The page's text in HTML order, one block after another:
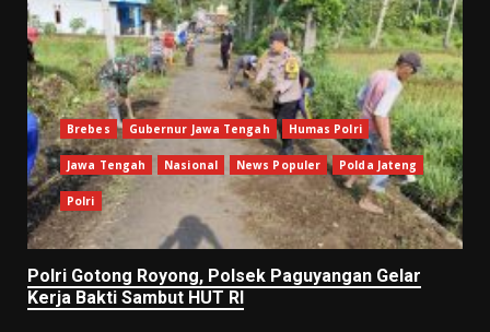
Brebes Gubernur Jawa Tengah Humas Polri
Jawa Tengah Nasional News Populer Polda Jateng
Polri
Polri Gotong Royong, Polsek Paguyangan Gelar
Kerja Bakti Sambut HUT RI